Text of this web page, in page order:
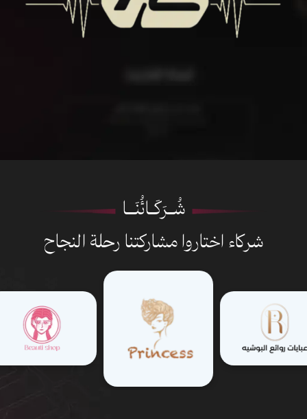
الإطلاع على المزيد
شُــرَكَــائُنَـــا
شركاء اختاروا مشاركتنا رحلة النجاح